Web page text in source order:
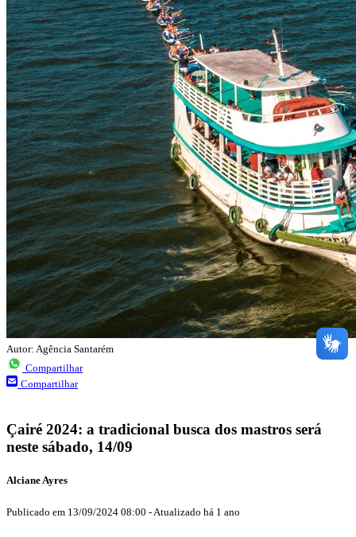
Autor: Agência Santarém
Compartilhar
Compartilhar
Çairé 2024: a tradicional busca dos mastros será
neste sábado, 14/09
Alciane Ayres
Publicado em 13/09/2024 08:00 - Atualizado há 1 ano